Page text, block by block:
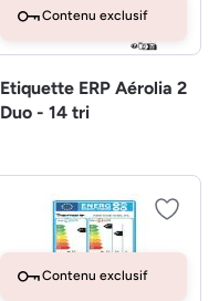
Contenu exclusif
Etiquette ERP Aérolia 2
Duo - 14 tri
Contenu exclusif